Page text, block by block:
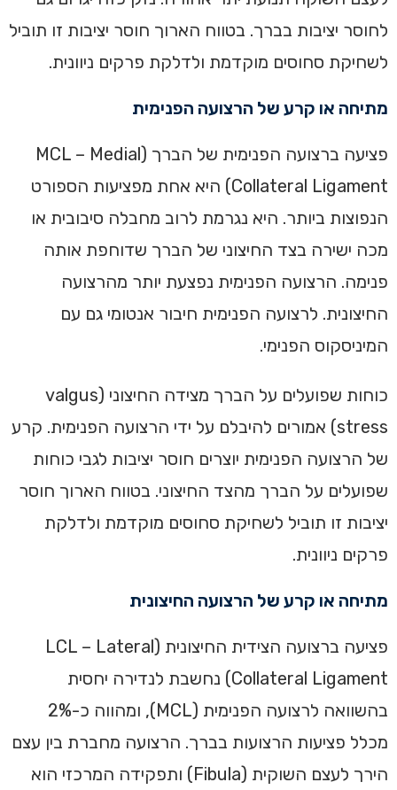
לחוסר יציבות בברך. בטווח הארוך חוסר יציבות זו תוביל
לשחיקת סחוסים מוקדמת ולדלקת פרקים ניוונית.
מתיחה או קרע של הרצועה הפנימית
פציעה ברצועה הפנימית של הברך (MCL – Medial
Collateral Ligament) היא אחת מפציעות הספורט
הנפוצות ביותר. היא נגרמת לרוב מחבלה סיבובית או
מכה ישירה בצד החיצוני של הברך שדוחפת אותה
פנימה. הרצועה הפנימית נפצעת יותר מהרצועה
החיצונית. לרצועה הפנימית חיבור אנטומי גם עם
המיניסקוס הפנימי.
כוחות שפועלים על הברך מצידה החיצוני (valgus
stress) אמורים להיבלם על ידי הרצועה הפנימית. קרע
של הרצועה הפנימית יוצרים חוסר יציבות לגבי כוחות
שפועלים על הברך מהצד החיצוני. בטווח הארוך חוסר
יציבות זו תוביל לשחיקת סחוסים מוקדמת ולדלקת
פרקים ניוונית.
מתיחה או קרע של הרצועה החיצונית
פציעה ברצועה הצידית החיצונית (LCL – Lateral
Collateral Ligament) נחשבת לנדירה יחסית
בהשוואה לרצועה הפנימית (MCL), ומהווה כ-2%
מכלל פציעות הרצועות בברך. הרצועה מחברת בין עצם
הירך לעצם השוקית (Fibula) ותפקידה המרכזי הוא